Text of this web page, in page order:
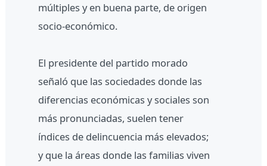
múltiples y en buena parte, de origen
socio-económico.
El presidente del partido morado
señaló que las sociedades donde las
diferencias económicas y sociales son
más pronunciadas, suelen tener
índices de delincuencia más elevados;
y que la áreas donde las familias viven